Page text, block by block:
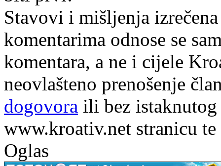
Stavovi i mišljenja
komentarima odnose se
komentara, a ne i cijele
neovlašteno prenošenje
dogovora ili bez
www.kroativ.net stranicu te
Oglas